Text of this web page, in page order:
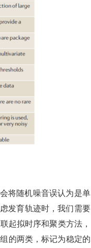
将随机噪音误认为是单
发育轨迹时，我们需要
起拟时序和聚类方法，
的两类，标记为稳定的